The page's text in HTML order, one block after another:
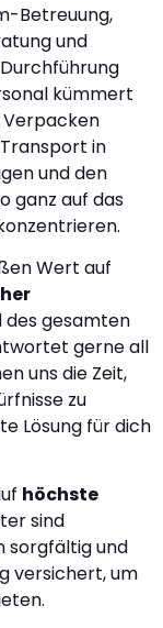
Betreuung,
und
kümmert
Verpacken
in
und den
ganz auf das
Wert auf
gesamten
gerne all
uns die Zeit,
zu
Lösung für dich
höchste
sind
sorgfältig und
versichert, um